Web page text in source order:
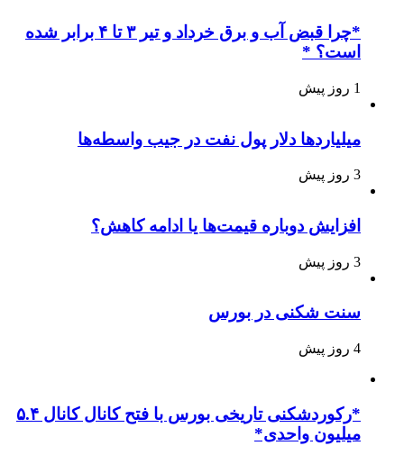
*چرا قبض آب و برق خرداد و تیر ۳ تا ۴ برابر شده
است؟ *
1 روز پیش
میلیاردها دلار پول نفت در جیب واسطه‌ها
3 روز پیش
افزایش دوباره قیمت‌ها یا ادامه کاهش؟
3 روز پیش
سنت شکنی در بورس
4 روز پیش
*رکوردشکنی تاریخی بورس با فتح کانال کانال ۵.۴
میلیون واحدی*